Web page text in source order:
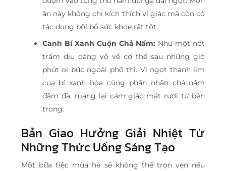
ăn này không chỉ kích thích vị giác mà còn có
tác dụng bồi bổ sức khỏe rất tốt.
Canh Bí Xanh Cuộn Chả Nấm: Như một nốt
trầm dịu dàng vỗ về cơ thể sau những giờ
phút oi bức ngoài phố thị. Vị ngọt thanh lịm
của bí xanh hòa cùng phần nhân chả nấm
đậm đà, mang lại cảm giác mát rượi từ bên
trong.
Bản Giao Hưởng Giải Nhiệt Từ
Những Thức Uống Sáng Tạo
Một bữa tiệc mùa hè sẽ không thể trọn vẹn nếu